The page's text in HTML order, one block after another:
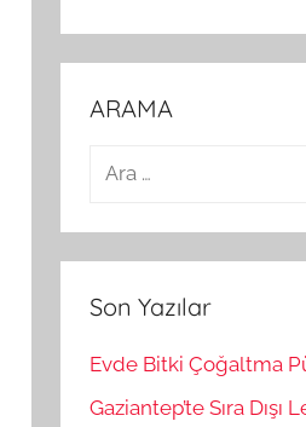
ARAMA
a
m
a
Son Yazılar
Evde Bitki Çoğaltma
Gaziantep’te Sıra Dışı